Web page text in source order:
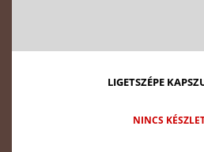
LIGETSZÉPE
NINCS